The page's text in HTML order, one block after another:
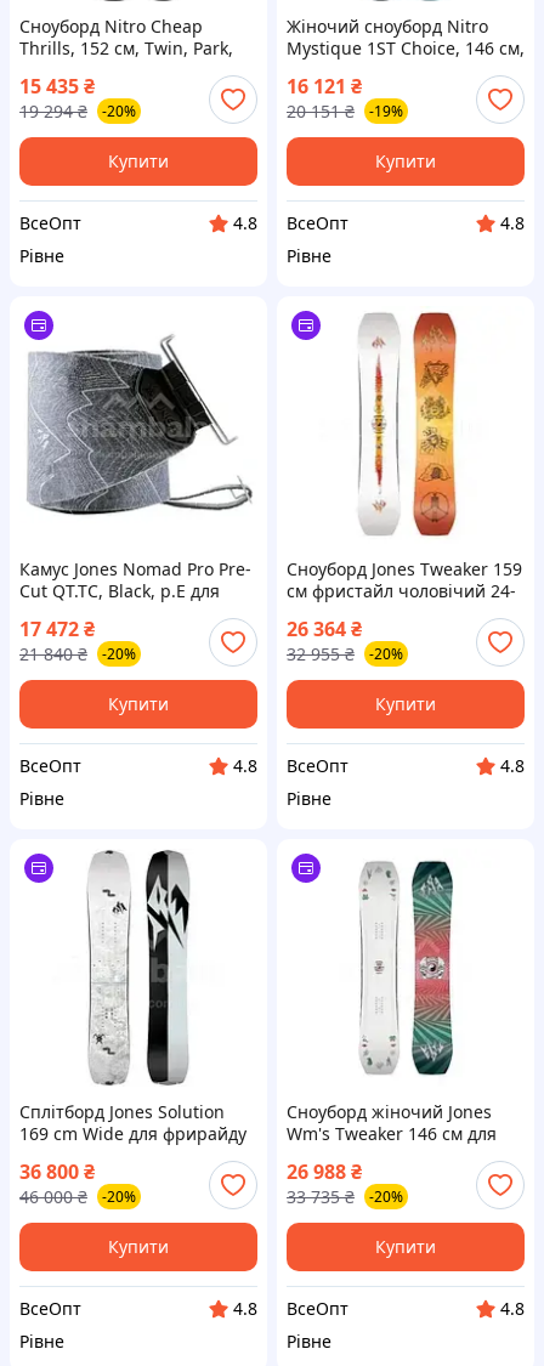
Сноуборд Nitro Cheap
Thrills, 152 см, Twin, Park,
15 435₴
19 294 ₴ -20%
Купити
ВсеОпт
4.8
Рівне
Жіночий сноуборд Nitro
Mystique 1ST Choice, 146 см,
16 121 ₴
20 151 ₴ -19%
Купити
ВсеОпт
4.8
Рівне
Камус Jones Nomad Pro Pre-
Cut QT.TC, Black, р.E для
17 472₴
21 840 ₴ -20%
Купити
ВсеОпт
4.8
Рівне
Сноуборд Jones Tweaker 159
см фристайл чоловічий 24-
26 364₴
32 955 ₴ -20%
Купити
ВсеОпт
4.8
Рівне
Сплітборд Jones Solution
169 cm Wide для фрирайду
36 800₴
46 000 ₴ -20%
Купити
ВсеОпт
4.8
Рівне
Сноуборд жіночий Jones
Wm's Tweaker 146 см для
26 988₴
33 735 ₴ -20%
Купити
ВсеОпт
4.8
Рівне